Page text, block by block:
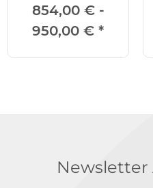
Tisch mit 2
Bänken
854,00 € -
950,00 € *
Newsletter